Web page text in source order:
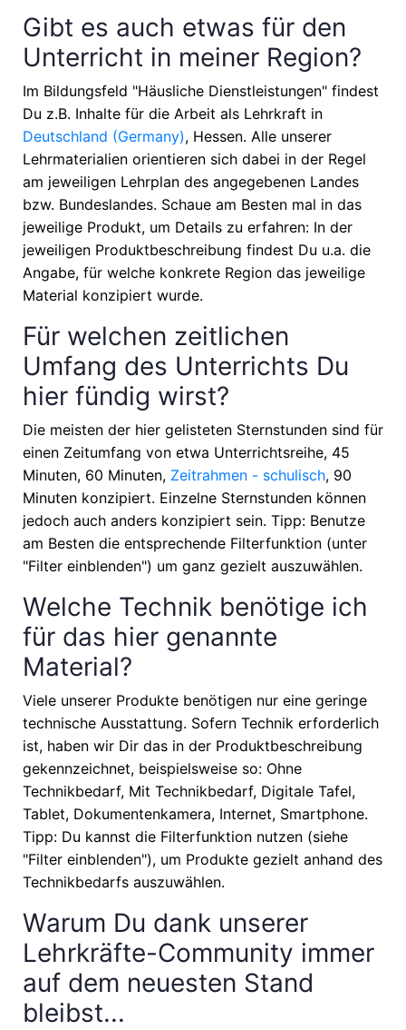
Gibt es auch etwas für den
Unterricht in meiner Region?
Im Bildungsfeld "Häusliche Dienstleistungen" findest
Du z.B. Inhalte für die Arbeit als Lehrkraft in
Deutschland (Germany), Hessen. Alle unserer
Lehrmaterialien orientieren sich dabei in der Regel
am jeweiligen Lehrplan des angegebenen Landes
bzw. Bundeslandes. Schaue am Besten mal in das
jeweilige Produkt, um Details zu erfahren: In der
jeweiligen Produktbeschreibung findest Du u.a. die
Angabe, für welche konkrete Region das jeweilige
Material konzipiert wurde.
Für welchen zeitlichen
Umfang des Unterrichts Du
hier fündig wirst?
Die meisten der hier gelisteten Sternstunden sind für
einen Zeitumfang von etwa Unterrichtsreihe, 45
Minuten, 60 Minuten, Zeitrahmen - schulisch, 90
Minuten konzipiert. Einzelne Sternstunden können
jedoch auch anders konzipiert sein. Tipp: Benutze
am Besten die entsprechende Filterfunktion (unter
"Filter einblenden") um ganz gezielt auszuwählen.
Welche Technik benötige ich
für das hier genannte
Material?
Viele unserer Produkte benötigen nur eine geringe
technische Ausstattung. Sofern Technik erforderlich
ist, haben wir Dir das in der Produktbeschreibung
gekennzeichnet, beispielsweise so: Ohne
Technikbedarf, Mit Technikbedarf, Digitale Tafel,
Tablet, Dokumentenkamera, Internet, Smartphone.
Tipp: Du kannst die Filterfunktion nutzen (siehe
"Filter einblenden"), um Produkte gezielt anhand des
Technikbedarfs auszuwählen.
Warum Du dank unserer
Lehrkräfte-Community immer
auf dem neuesten Stand
bleibst...